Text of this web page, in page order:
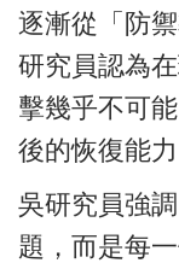
逐漸從「防
研究員認為
擊幾乎不可
後的恢復能力
吳研究員強
題，而是每